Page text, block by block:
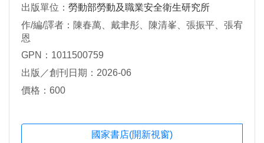
出版單位： 勞動部勞動及職業安全衛生研究所
作/編/譯者：陳春萬、戴聿彤、陳清峯、張振平、張宥
恩
GPN：1011500759
出版／創刊日期：2026-06
價格：600
國家書店(開新視窗)